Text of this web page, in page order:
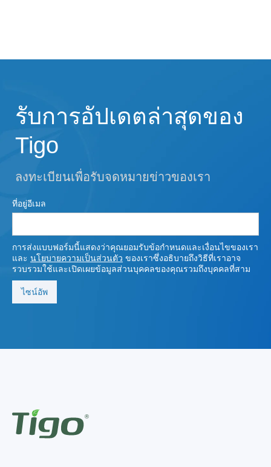
รับการอัปเดตล่าสุดของ
Tigo
ลงทะเบียนเพื่อรับจดหมายข่าวของเรา
ที่อยู่อีเมล
การส่งแบบฟอร์มนี้แสดงว่าคุณยอมรับข้อกําหนดและเงื่อนไขของเรา
และ นโยบายความเป็นส่วนตัว ของเราซึ่งอธิบายถึงวิธีที่เราอาจ
รวบรวมใช้และเปิดเผยข้อมูลส่วนบุคคลของคุณรวมถึงบุคคลที่สาม